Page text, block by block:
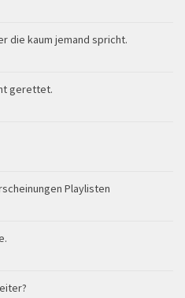
die kaum jemand spricht.
gerettet.
Playlisten